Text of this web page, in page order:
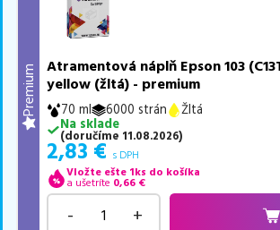
Premium
Atramentová náplň Epson 103
yellow (žltá) - premium
70 ml 6000 strán
Žltá
Na sklade
(doručíme 11.08.2026)
2,83 € s DPH
Vložte ešte 1ks do košíka
a ušetríte 0,66 €
- +